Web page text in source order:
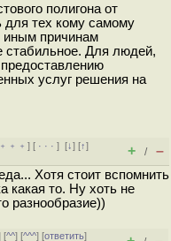
полигона от
для тех кому самому
иным причинам
стабильное. Для людей,
услуг решения на
﹢﹢﹢] [ · · ·][↓] [↑]
+ / –
Хотя стоит вспомнить
какая то. Ну хоть не
разнообразие))
[^^] [^^^] [ответить]